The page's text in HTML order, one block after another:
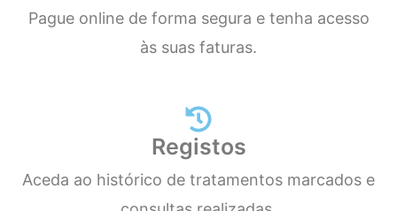
Pague online de forma segura e tenha acesso
às suas faturas.
Registos
Aceda ao histórico de tratamentos marcados e